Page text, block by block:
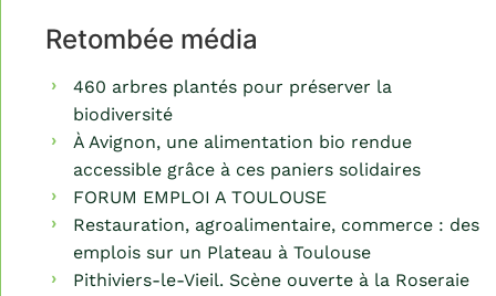
Retombée média
460 arbres plantés pour préserver la
biodiversité
À Avignon, une alimentation bio rendue
accessible grâce à ces paniers solidaires
FORUM EMPLOI A TOULOUSE
Restauration, agroalimentaire, commerce : des
emplois sur un Plateau à Toulouse
Pithiviers-le-Vieil. Scène ouverte à la Roseraie